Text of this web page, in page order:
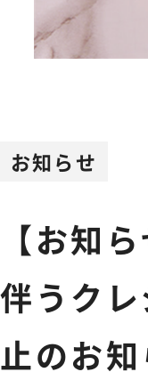
Body
NEWSお知
お知らせ
【お知
伴うク
止のお